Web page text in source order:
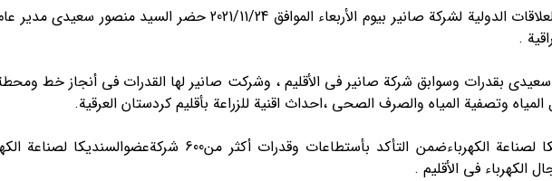
حسب تقریرالعلاقات العامة والعلاقات الدولیة لشرکة صانیر بیوم
.
سعیدي بقدرات وسوابق شرکة صانیر في الأقلیم ، وشرکت صانیر لها القدرات في أنجاز خط
وتصفیة المیاه والصرف الصحي ،احداث اقنیة للزراعة بأقلیم کردستان العرقیة.
وضمن الأجتماع عضو السندیکا لصناعة الکهرباءضمن التأکد
الکهرباء في الأقلیم .